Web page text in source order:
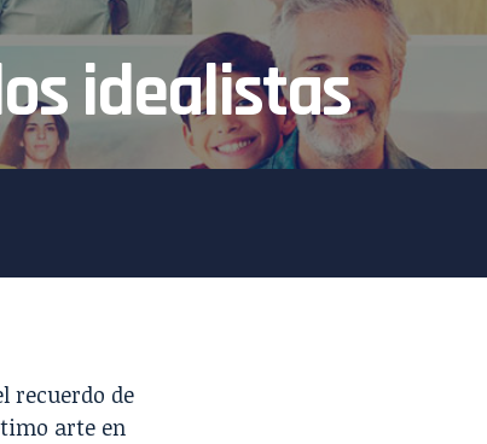
idealistas
recuerdo de
arte en